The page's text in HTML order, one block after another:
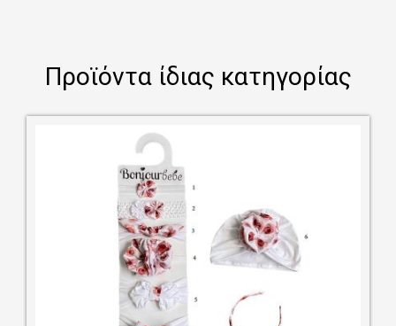
Προϊόντα ίδιας κατηγορίας